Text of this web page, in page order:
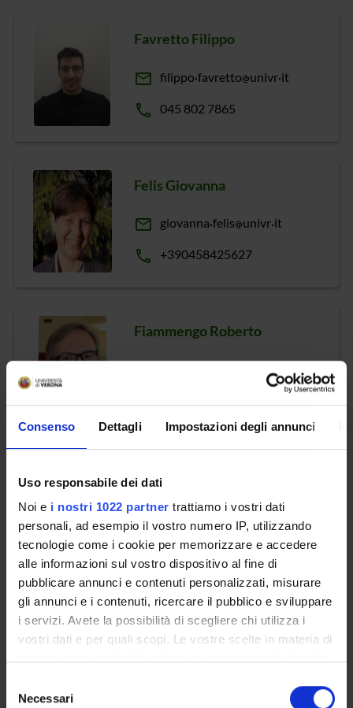
Consenso Dettagli Impostazioni degli annunci
Uso responsabile dei dati
Noi e i nostri 1022 partner trattiamo i vostri dati
personali, ad esempio il vostro numero IP, utilizzando
tecnologie come i cookie per memorizzare e accedere
alle informazioni sul vostro dispositivo al fine di
pubblicare annunci e contenuti personalizzati, misurare
gli annunci e i contenuti, ricercare il pubblico e sviluppare
i servizi. Avete la possibilità di scegliere chi utilizza i
vostri dati e per quali scopi. Le vostre scelte in materia di
modificare o revocare il proprio consenso in qualsiasi
delNecessari
Favretto Filippo
email filippo favretto univr it
phone 045 802 7865
Felis Giovanna
email giovanna felis univr it
phone +390458425627
Fiammengo Roberto
phone
Frison Nicola
emailnicola frison univr it
phone045 802 7857
Furini Antonella
emailantonella furini univr it
045 802 7950; Lab: 045 802